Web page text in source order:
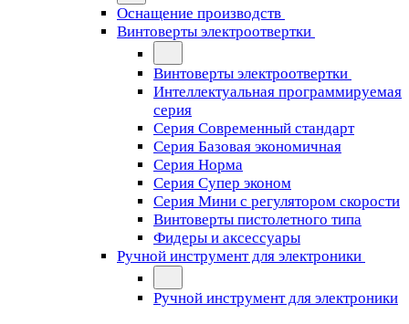
Оснащение производств
Винтоверты электроотвертки
Винтоверты электроотвертки
Интеллектуальная программируемая
серия
Серия Современный стандарт
Серия Базовая экономичная
Серия Норма
Серия Cупер эконом
Серия Мини с регулятором скорости
Винтоверты пистолетного типа
Фидеры и аксессуары
Ручной инструмент для электроники
Ручной инструмент для электроники